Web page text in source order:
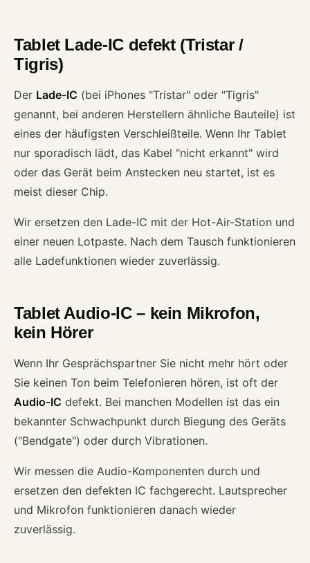
Tablet Lade-IC defekt (Tristar /
Tigris)
Der Lade-IC (bei iPhones "Tristar" oder "Tigris"
genannt, bei anderen Herstellern ähnliche Bauteile) ist
eines der häufigsten Verschleißteile. Wenn Ihr Tablet
nur sporadisch lädt, das Kabel "nicht erkannt" wird
oder das Gerät beim Anstecken neu startet, ist es
meist dieser Chip.
Wir ersetzen den Lade-IC mit der Hot-Air-Station und
einer neuen Lotpaste. Nach dem Tausch funktionieren
alle Ladefunktionen wieder zuverlässig.
Tablet Audio-IC – kein Mikrofon,
kein Hörer
Wenn Ihr Gesprächspartner Sie nicht mehr hört oder
Sie keinen Ton beim Telefonieren hören, ist oft der
Audio-IC defekt. Bei manchen Modellen ist das ein
bekannter Schwachpunkt durch Biegung des Geräts
("Bendgate") oder durch Vibrationen.
Wir messen die Audio-Komponenten durch und
ersetzen den defekten IC fachgerecht. Lautsprecher
und Mikrofon funktionieren danach wieder
zuverlässig.